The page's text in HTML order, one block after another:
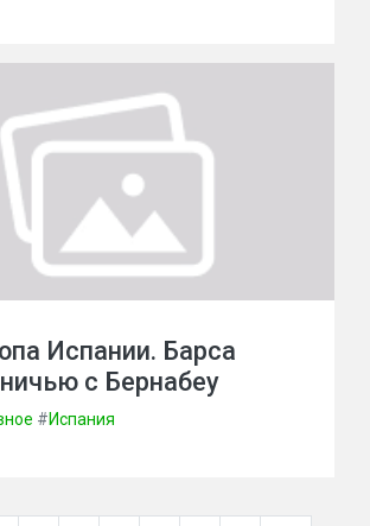
Испании. Барса
с Бернабеу
#Испания